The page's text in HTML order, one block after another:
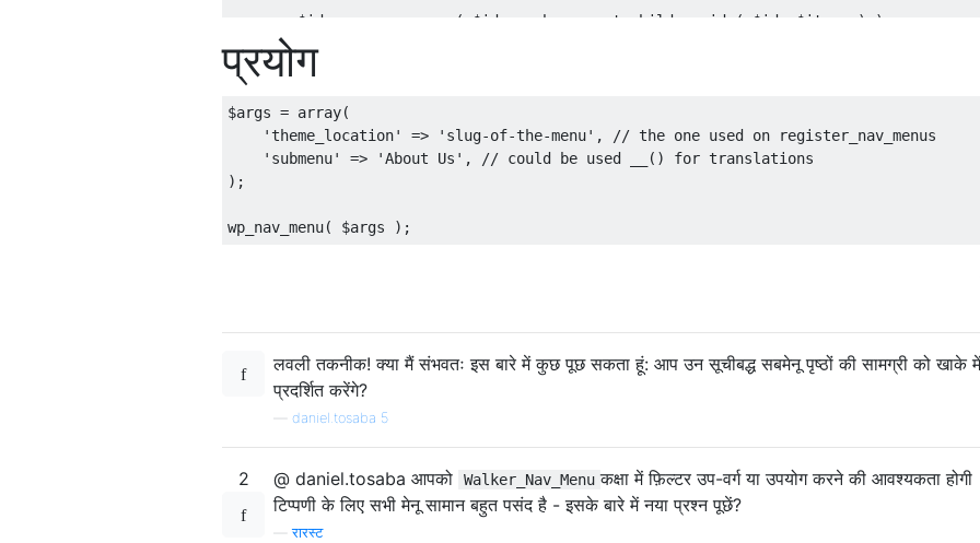
        $ids
( $ids submenu_get_children_ids ( $id $items )
);
}
प्रयोग
$args = array(
'theme_location'
=> 'slug-of-the-menu' ,
// the one used on register_nav_menus
'submenu'
=> 'About Us' ,
// could be used __() for translations
);
wp_nav_menu( $args );
लवली तकनीक! क्या मैं संभवतः इस बारे में कुछ पूछ सकता हूं: आप उन सूचीबद्ध सबमेनू पृष्ठों की सामग्री को खाके
प्रदर्शित करेंगे?
daniel.tosaba 5
2 @ daniel.tosaba आपको Walker_Nav_Menu कक्षा में फ़िल्टर उप-वर्ग या उपयोग करने की आवश्यकता होगी
टिप्पणी के लिए सभी मेनू सामान बहुत पसंद है - इसके बारे में नया प्रश्न पूछें?
—रारस्ट